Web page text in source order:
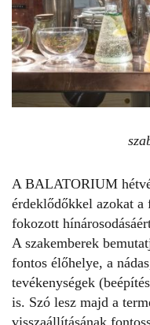
A BALATORIUM
érdeklődőkkel azokat
fokozott
A szakemberek
fontos élőhelye, a
tevékenységek
is. Szó lesz majd a